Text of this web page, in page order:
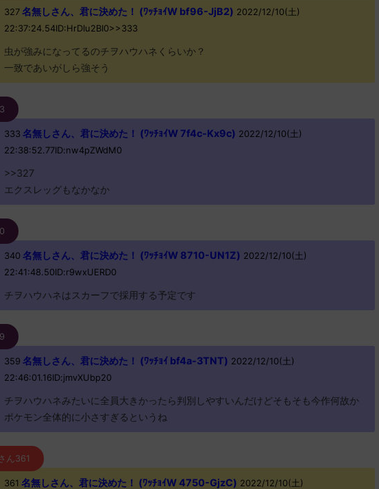
327名無しさん、君に決めた！ (ﾜｯﾁｮｲW bf96-JjB2) 2022/12/10(土)
22:37:24.54ID:HrDIu2BI0>>333
虫が強みになってるのチヲハウハネくらいか？
一致であいがしら強そう
333 名無しさん、君に決めた！ (ﾜｯﾁｮｲW 7f4c-Kx9c) 2022/12/10(土)
22:38:52.77ID:nw4pZWdM0
>>327
エクスレッグもなかなか
340 名無しさん、君に決めた！ (ﾜｯﾁｮｲW 8710-UN1Z) 2022/12/10(土)
22:41:48.50ID:r9wxUERD0
チヲハウハネはスカーフで採用する予定です
359 名無しさん、君に決めた！ (ﾜｯﾁｮｲ bf4a-3TNT) 2022/12/10(土)
22:46:01.16ID:jmvXUbp20
チヲハウハネみたいに全員大きかったら判別しやすいんだけどそもそも今作何故か
ポケモン全体的に小さすぎるというね
ん361
361 名無しさん、君に決めた！ (ﾜｯﾁｮｲW 4750-GjzC) 2022/12/10(土)